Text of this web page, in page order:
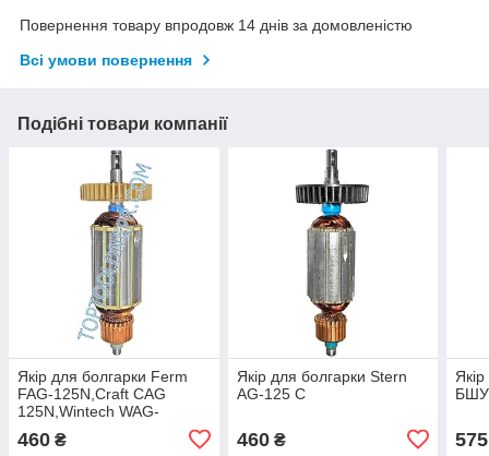
Повернення товару впродовж 14 днів за домовленістю
Всі умови повернення
Подібні товари компанії
Якір для болгарки Ferm
FAG-125N,Craft CAG
125N,Wintech WAG-
460 ₴
Якір для болгарки Stern
AG-125 C
460₴ 575